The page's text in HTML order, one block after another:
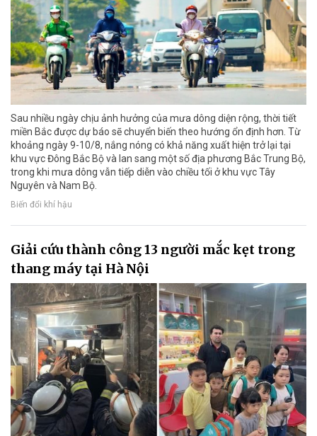
Sau nhiều ngày chịu ảnh hưởng của mưa dông diện rộng, thời tiết
miền Bắc được dự báo sẽ chuyển biến theo hướng ổn định hơn. Từ
khoảng ngày 9-10/8, nắng nóng có khả năng xuất hiện trở lại tại
khu vực Đông Bắc Bộ và lan sang một số địa phương Bắc Trung Bộ,
trong khi mưa dông vẫn tiếp diễn vào chiều tối ở khu vực Tây
Nguyên và Nam Bộ.
Biến đổi khí hậu
Giải cứu thành công 13 người mắc kẹt trong
thang máy tại Hà Nội